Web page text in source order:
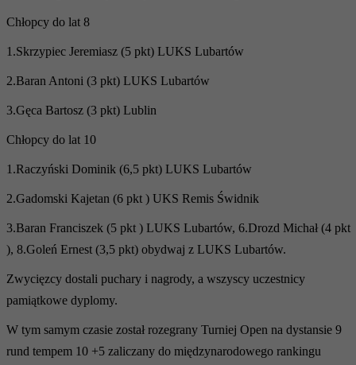
Chłopcy do lat 8
1.Skrzypiec Jeremiasz (5 pkt) LUKS Lubartów
2.Baran Antoni (3 pkt) LUKS Lubartów
3.Gęca Bartosz (3 pkt) Lublin
Chłopcy do lat 10
1.Raczyński Dominik (6,5 pkt) LUKS Lubartów
2.Gadomski Kajetan (6 pkt ) UKS Remis Świdnik
3.Baran Franciszek (5 pkt ) LUKS Lubartów, 6.Drozd Michał (4 pkt
), 8.Goleń Ernest (3,5 pkt) obydwaj z LUKS Lubartów.
Zwycięzcy dostali puchary i nagrody, a wszyscy uczestnicy
pamiątkowe dyplomy.
W tym samym czasie został rozegrany Turniej Open na dystansie 9
rund tempem 10 +5 zaliczany do międzynarodowego rankingu